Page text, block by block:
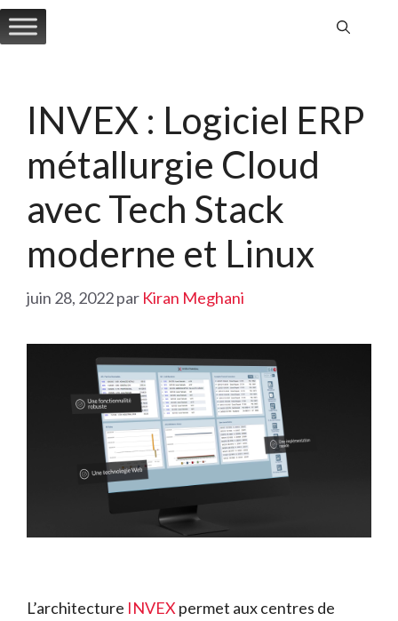
Aller
au
INVEX : Logiciel ERP
métallurgie Cloud
avec Tech Stack
moderne et Linux
juin 28, 2022par Kiran Meghani
L’architecture INVEX permet aux centres de